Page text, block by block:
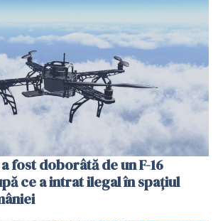
fost doborâtă de un F-16
ce a intrat ilegal în spațiul